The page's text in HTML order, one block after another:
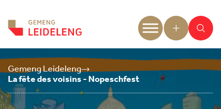
Gemeng Leideleng
La fête des voisins - Nopeschfest